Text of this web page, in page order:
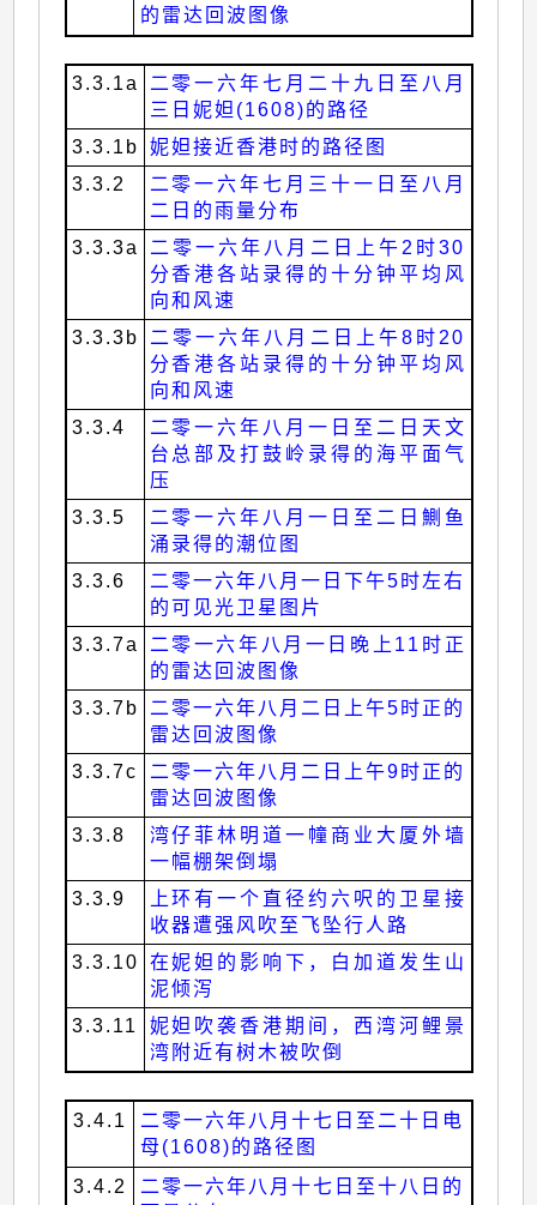
的雷达回波图像
3.3.1a
二零一六年七月二十九日至八月
三日妮妲(1608)的路径
3.3.1b
妮妲接近香港时的路径图
3.3.2
二零一六年七月三十一日至八月
二日的雨量分布
3.3.3a
二零一六年八月二日上午2时30
分香港各站录得的十分钟平均风
向和风速
3.3.3b
二零一六年八月二日上午8时20
分香港各站录得的十分钟平均风
向和风速
3.3.4
二零一六年八月一日至二日天文
台总部及打鼓岭录得的海平面气
压
3.3.5
二零一六年八月一日至二日鰂鱼
涌录得的潮位图
3.3.6
二零一六年八月一日下午5时左右
的可见光卫星图片
3.3.7a
二零一六年八月一日晚上11时正
的雷达回波图像
3.3.7b
二零一六年八月二日上午5时正的
雷达回波图像
3.3.7c
二零一六年八月二日上午9时正的
雷达回波图像
3.3.8
湾仔菲林明道一幢商业大厦外墙
一幅棚架倒塌
3.3.9
上环有一个直径约六呎的卫星接
收器遭强风吹至飞坠行人路
3.3.10
在妮妲的影响下，白加道发生山
泥倾泻
3.3.11
妮妲吹袭香港期间，西湾河鲤景
湾附近有树木被吹倒
3.4.1
二零一六年八月十七日至二十日电
母(1608)的路径图
3.4.2
二零一六年八月十七日至十八日的